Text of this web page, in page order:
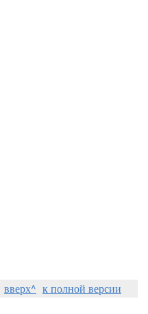
вверх^ к полной версии